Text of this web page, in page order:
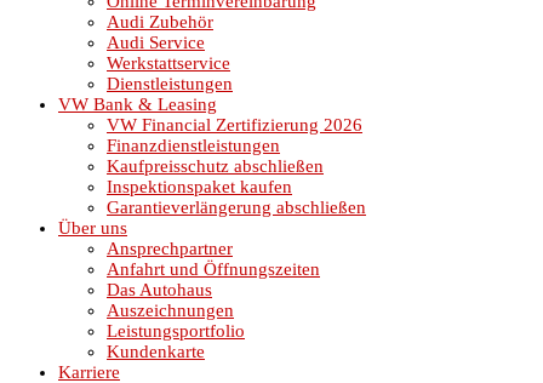
Audi Zubehör
Audi Service
Werkstattservice
Dienstleistungen
VW Bank & Leasing
VW Financial Zertifizierung 2026
Finanzdienstleistungen
Kaufpreisschutz abschließen
Inspektionspaket kaufen
Garantieverlängerung abschließen
Über uns
Ansprechpartner
Anfahrt und Öffnungszeiten
Das Autohaus
Auszeichnungen
Leistungsportfolio
Kundenkarte
Karriere